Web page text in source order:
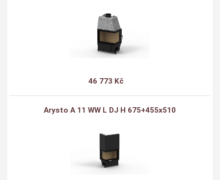
46 773 Kč
Arysto A 11 WW L DJ H 675+455x510